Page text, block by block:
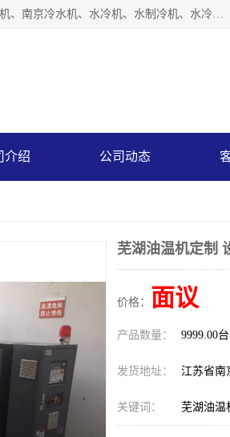
南京博盛制冷设备有限公司是冷风机厂家主营冷风机、模温机、油冷机、螺杆式冷水机、南京冷水机、水冷机、水制冷机、水冷却机、油冷却机等；凭借多年的制作经验、优秀的技术、优秀的产品质量诚信的经营理念，以一流的品质，实在的价格，在行业内享有较高的声誉。
介绍 公司动态
芜湖油温机定制
价格： 面议
产品数量： 9999.00台
发货地址： 江苏省南
关键词： 芜湖油温